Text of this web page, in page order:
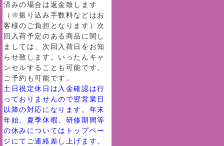
済みの場合は返金致します
（※振り込み手数料などはお
客様のご負担となります）次
回入荷予定のある商品に関し
ましては、次回入荷日をお知
らせ致します。いったんキャ
ンセルすることも可能です。
ご予約も可能です。
土日祝定休日は入金確認は行
っておりませんので翌営業日
以降の対応になります。年末
年始、夏季休暇、研修期間等
の休みについてはトップペー
ジにてご連絡差し上げます。